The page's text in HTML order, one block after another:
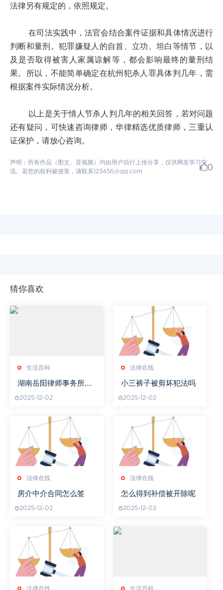
法律另有规定的，依照规定。
在司法实践中，法官会结合案件证据和具体情况进行
判断和量刑。犯罪嫌疑人的自首、立功、坦白等情节，以
及是否取得被害人家属谅解等，都会影响最终的量刑结
果。所以，不能简单确定在杭州犯杀人罪具体判几年，需
根据案件实际情况分析。
以上是关于情人节杀人判几年的相关回答，若对问题
还有疑问，可快速咨询律师，华律精选优质律师，三重认
证保护，请放心咨询。
声明：所有作品（图文、音视频）均由用户自行上传分享，仅供网友学习交
流。若您的权利被侵害，请联系123456@qq.com
0
猜你喜欢
生活百科
湖南岳阳律师事务所,专
案解析
2025-12-02
法律在线
小三裤子被剪坏犯法吗
2025-12-02
法律在线
房介中介合同怎么签
2025-12-02
法律在线
怎么得到补偿被开除呢
2025-12-02
法律在线 生活百科